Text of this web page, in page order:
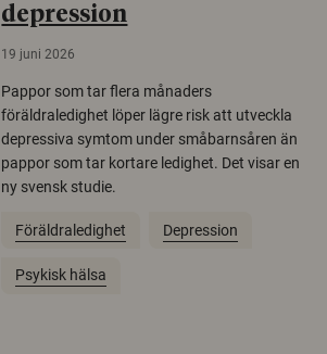
depression
19 juni 2026
Pappor som tar flera månaders
föräldraledighet löper lägre risk att utveckla
depressiva symtom under småbarnsåren än
pappor som tar kortare ledighet. Det visar en
ny svensk studie.
Föräldraledighet Depression
Psykisk hälsa